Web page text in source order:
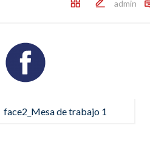
admin
face2_Mesa de trabajo 1